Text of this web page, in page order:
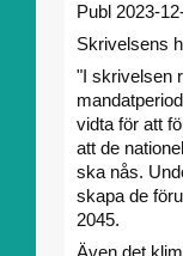
Publ 2023-
Skrivelsens
"I skrivelsen
vidta för att
att de
ska nås.
skapa de
2045.
Även det